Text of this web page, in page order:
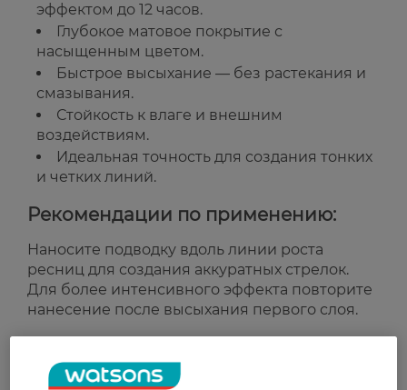
эффектом до 12 часов.
Глубокое матовое покрытие с
насыщенным цветом.
Быстрое высыхание — без растекания и
смазывания.
Стойкость к влаге и внешним
воздействиям.
Идеальная точность для создания тонких
и четких линий.
Рекомендации по применению:
Наносите подводку вдоль линии роста
ресниц для создания аккуратных стрелок.
Для более интенсивного эффекта повторите
нанесение после высыхания первого слоя.